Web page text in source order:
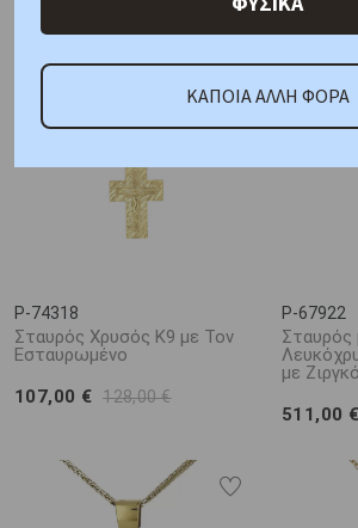
P-74318
Σταυρός Χρυσός Κ9 με Τον
Εσταυρωμένο
107,00 € 128,00 €
P-67922
Σταυρός
με
511,00 €
ΚΑΠΟΙΑ ΑΛΛΗ ΦΟΡΑ